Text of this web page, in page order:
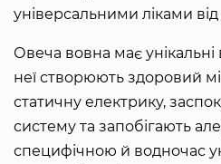
універсальними ліками від
Овеча вовна має унікальні
неї створюють здоровий
статичну електрику,
систему та запобігають
специфічною й водночас